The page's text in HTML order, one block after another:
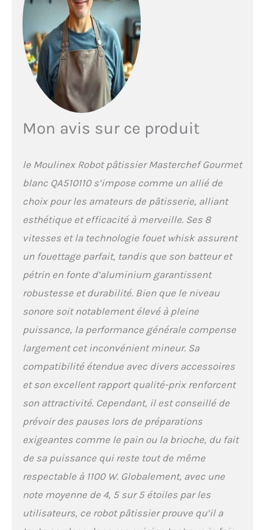
fast workflow. 【Bol de
Grande Capacité de 8 L
Avec Poignée】Le bol en
acier inoxydable de 8 litres
peut contenir 1 500 g de
farine pour 3 à 8 membres
de la famille et peut
suffisant pour de
débordement intégrée
facilite l'ajout
de nettoyer toute la
cuisine à la fin. Le
vous permet de contrôler
régulièrement le
processus de pétrissage.
【6 Vitesses en Option +
Fonction Pulse】Ce robot
patissier multifonctionnel
dispose de 6 vitesses
contrôlées pour vous offrir
le choix le plus varié
préparations alimentaires
différentes.La puissance
d'impulsion P- atteint
instantanément la vitesse
maximale pour donner à
votre pain et à votre beurre
une texture crémeuse et
ferme et la piste planétaire
uniformément à 360
degrés pour que vous
parfait. 【Conception de
Mon avis sur ce produit
le Moulinex Robot pâtissier Masterchef Gourmet
blanc QA510110 s’impose comme un allié de
choix pour les amateurs de pâtisserie, alliant
esthétique et efficacité à merveille. Ses 8
vitesses et la technologie fouet whisk assurent
un fouettage parfait, tandis que son batteur et
pétrin en fonte d’aluminium garantissent
robustesse et durabilité. Bien que le niveau
sonore soit notablement élevé à pleine
puissance, la performance générale compense
largement cet inconvénient mineur. Sa
compatibilité étendue avec divers accessoires
et son excellent rapport qualité-prix renforcent
son attractivité. Cependant, il est conseillé de
prévoir des pauses lors de préparations
exigeantes comme le pain ou la brioche, du fait
de sa puissance qui reste tout de même
respectable à 1100 W. Globalement, avec une
note moyenne de 4, 5 sur 5 étoiles par les
utilisateurs, ce robot pâtissier prouve qu’il a